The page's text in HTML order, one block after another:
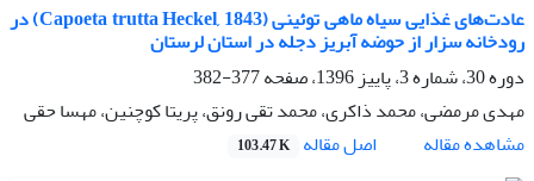
عادت‌‌های غذایی سیاه ماهی توئینی (Capoeta trutta Heckel, 1843) در
رودخانه سزار از حوضه آبریز دجله در استان لرستان
دوره 30، شماره 3، پاییز 1396، صفحه
377-382
مهدی مرمضی، محمد ذاکری، محمد تقی رونق، پریتا کوچنین، مهسا حقی
مشاهده مقاله
اصل مقاله 103.47 K